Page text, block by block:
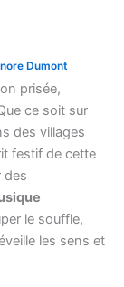
Dumont
de la nature.
prisée,
ce soit sur
des villages
festif de cette
des
le souffle,
les sens et